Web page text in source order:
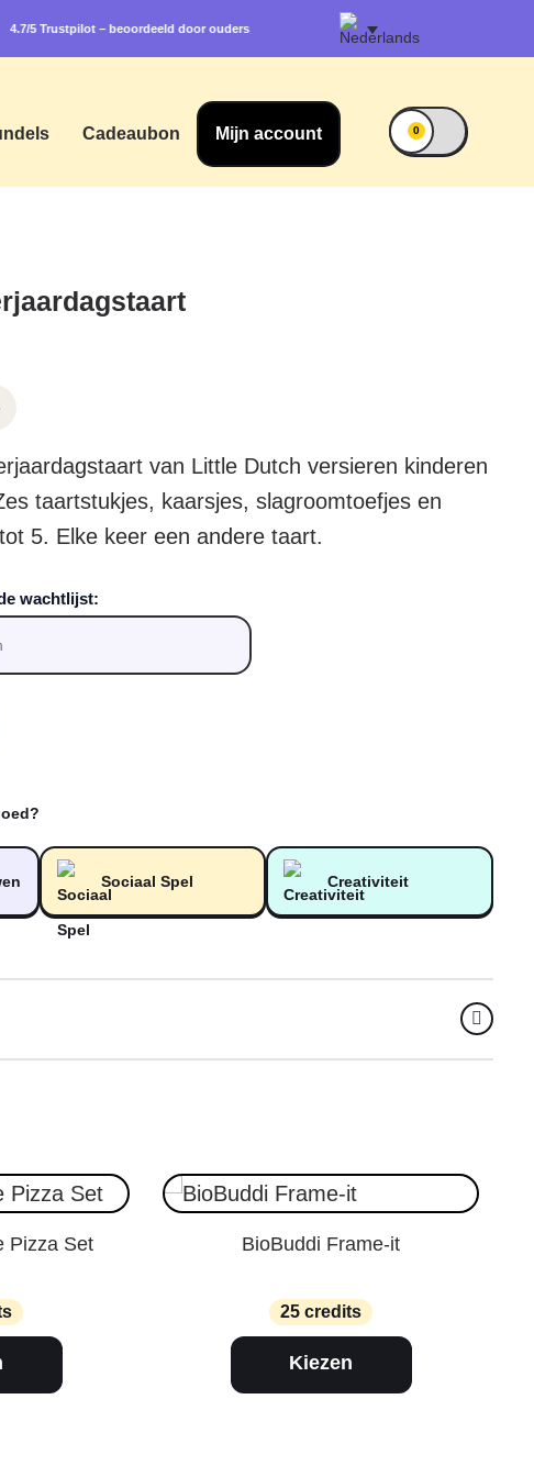
4.7/5 Trustpilot – beoordeeld door ouders
Cadeaubon Mijn account 0
van Little Dutch versieren kinderen
taartstukjes, kaarsjes, slagroomtoefjes en
5. Elke keer een andere taart.
wachtlijst:
Sociaal Spel Creativiteit
Pizza Set BioBuddi Frame-it
25 credits
Kiezen